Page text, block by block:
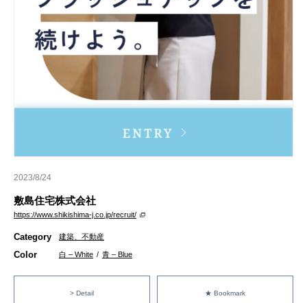
2023/8/24
敷島住宅株式会社
https://www.shikishima-j.co.jp/recruit/
Category 建築、不動産
Color 白 – White / 青 – Blue
> Detail ★ Bookmark